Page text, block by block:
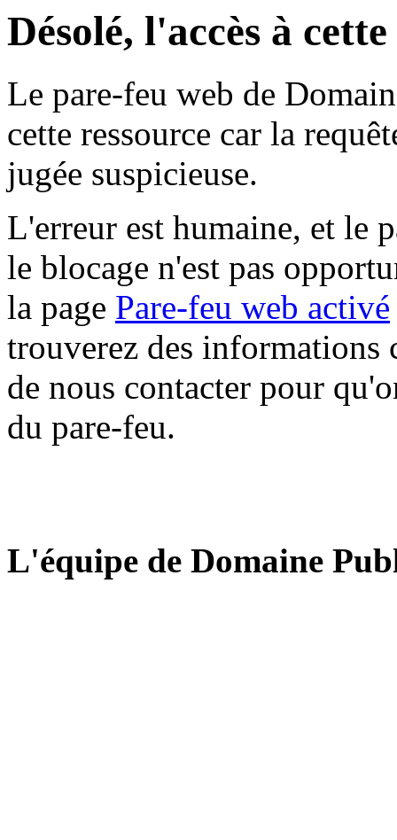
Désolé, l'accès à
Le pare-feu web de
cette ressource car la
jugée suspicieuse.
L'erreur est humaine, et le
le blocage n'est pas
la page Pare-feu web activé
trouverez des informations
de nous contacter pour
du pare-feu.
L'équipe de Domaine